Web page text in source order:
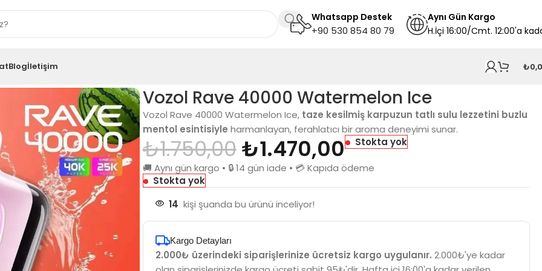
Whatsapp Destek
+90 530 854 80 79
Aynı Gün Kargo
H.İçi 16:00/Cmt. 12:00'a
Blogİletişim ₺
Vozol Rave 40000 Watermelon Ice
Vozol Rave 40000 Watermelon Ice, taze kesilmiş karpuzun tatlı sulu lezzetini buzlu
mentol esintisiyle harmanlayan, ferahlatıcı bir aroma deneyimi sunar.
₺1.750,00₺1.470,00 Stokta yok
🚚 Aynı gün kargo • 🔒 14 gün iade • 💳 Kapıda ödeme
Stokta yok
14 kişi şuanda bu ürünü inceliyor!
Kargo Detayları
2.000₺ üzerindeki siparişlerinize ücretsiz kargo uygulanır. 2.000₺'ye kadar